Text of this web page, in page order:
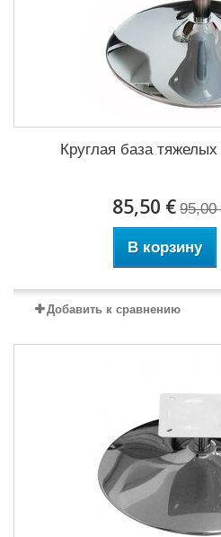
Круглая база
85,50 € 95,00
В корзину
Добавить к сравнению